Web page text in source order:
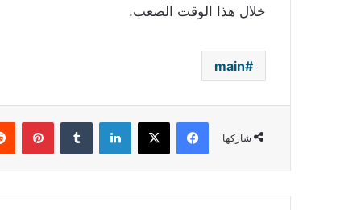
خلال هذا الوقت الصعب.
main
شاركها
فيسبوك ‫X لينكدإن